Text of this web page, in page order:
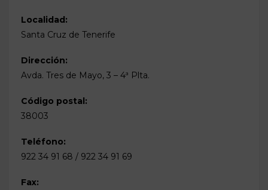
Localidad:
Santa Cruz de Tenerife
Dirección:
Avda. Tres de Mayo, 3 – 4ª Plta.
Código postal:
38003
Teléfono:
922 34 91 68 / 922 34 91 69
Fax: